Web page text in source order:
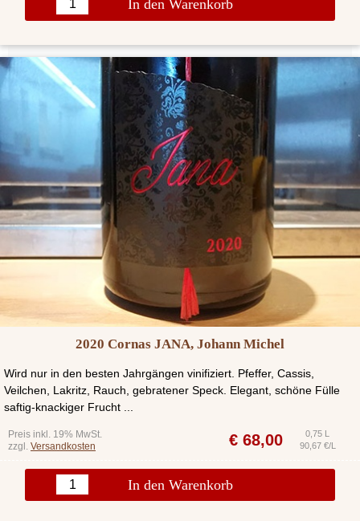
In den Warenkorb
2020 Cornas JANA, Johann Michel
Wird nur in den besten Jahrgängen vinifiziert. Pfeffer, Cassis,
Veilchen, Lakritz, Rauch, gebratener Speck. Elegant, schöne Fülle
saftig-knackiger Frucht ...
Preis inkl. 19% MwSt.
zzgl. Versandkosten € 68,00
0,75 L
90,67 €/L
In den Warenkorb